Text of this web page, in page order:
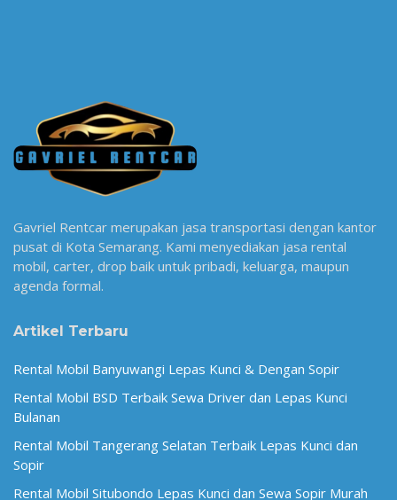
Gavriel Rentcar merupakan jasa transportasi dengan kantor
pusat di Kota Semarang. Kami menyediakan jasa rental
mobil, carter, drop baik untuk pribadi, keluarga, maupun
agenda formal.
Artikel Terbaru
Rental Mobil Banyuwangi Lepas Kunci & Dengan Sopir
Rental Mobil BSD Terbaik Sewa Driver dan Lepas Kunci
Bulanan
Rental Mobil Tangerang Selatan Terbaik Lepas Kunci dan
Sopir
Rental Mobil Situbondo Lepas Kunci dan Sewa Sopir Murah